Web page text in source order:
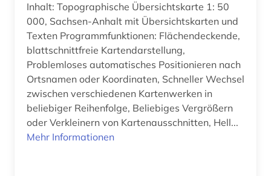
Inhalt: Topographische Übersichtskarte 1: 50
000, Sachsen-Anhalt mit Übersichtskarten und
Texten Programmfunktionen: Flächendeckende,
blattschnittfreie Kartendarstellung,
Problemloses automatisches Positionieren nach
Ortsnamen oder Koordinaten, Schneller Wechsel
zwischen verschiedenen Kartenwerken in
beliebiger Reihenfolge, Beliebiges Vergrößern
oder Verkleinern von Kartenausschnitten, Hell...
Mehr Informationen